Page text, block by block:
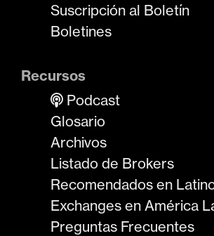
Suscripción al Boletín
Boletines
Recursos
Podcast
Glosario
Archivos
Listado de Brokers
Recomendados en
Exchanges en América
Preguntas Frecuentes